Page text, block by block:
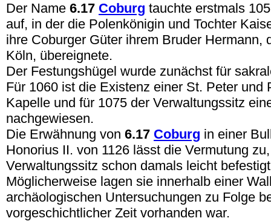
Der Name 6.17 Coburg tauchte erstmals
auf, in der die Polenkönigin und Tochter
ihre Coburger Güter ihrem Bruder Hermann,
Köln, übereignete.
Der Festungshügel wurde zunächst für
Für 1060 ist die Existenz einer St. Peter und
Kapelle und für 1075 der Verwaltungssitz
nachgewiesen.
Die Erwähnung von 6.17 Coburg in einer
Honorius II. von 1126 lässt die Vermutung
Verwaltungssitz schon damals leicht
Möglicherweise lagen sie innerhalb einer
archäologischen Untersuchungen zu Folge
vorgeschichtlicher Zeit vorhanden war.